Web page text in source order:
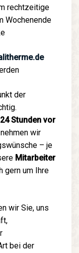
rechtzeitige
Wochenende
der
Stunden vor
wir
– je
Mitarbeiter
gern um Ihre
wir Sie, uns
bei der